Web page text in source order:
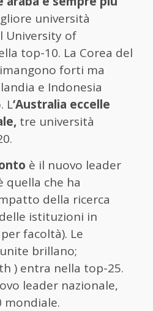
università
University of
top-10. La Corea del
forti ma
e Indonesia
L‘Australia eccelle
tre università
è il nuovo leader
quella che ha
della ricerca
istituzioni in
facoltà). Le
brillano;
) entra nella top-25.
leader nazionale,
mondiale.